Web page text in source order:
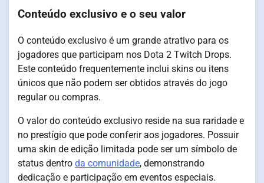
Conteúdo exclusivo e o seu valor
O conteúdo exclusivo é um grande atrativo para os
jogadores que participam nos Dota 2 Twitch Drops.
Este conteúdo frequentemente inclui skins ou itens
únicos que não podem ser obtidos através do jogo
regular ou compras.
O valor do conteúdo exclusivo reside na sua raridade e
no prestígio que pode conferir aos jogadores. Possuir
uma skin de edição limitada pode ser um símbolo de
status dentro da comunidade, demonstrando
dedicação e participação em eventos especiais.